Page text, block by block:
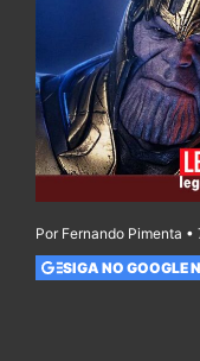
Por Fernando Pimenta
SIGA NO GOOGLE